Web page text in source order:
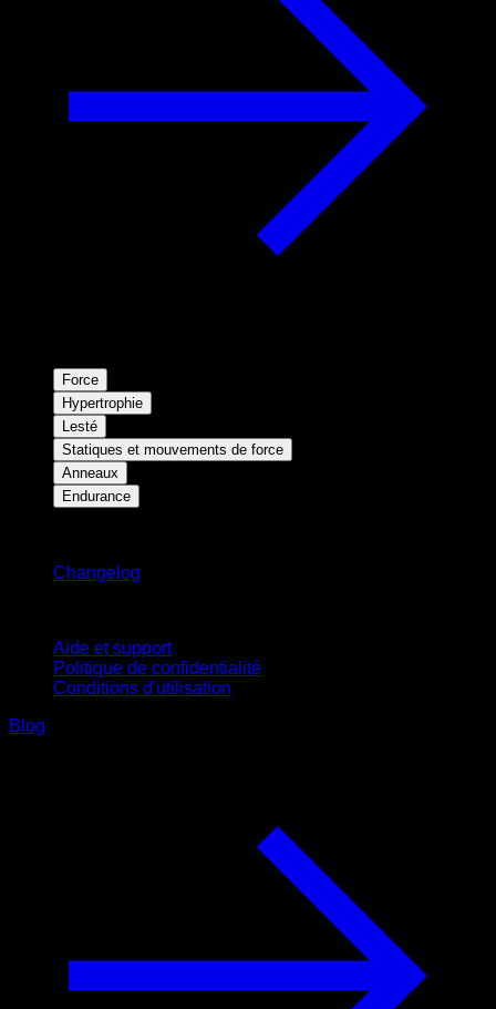
Force
Hypertrophie
Lesté
Statiques et mouvements de force
Anneaux
Endurance
Changelog
Aide et support
Politique de confidentialité
Conditions d'utilisation
Blog